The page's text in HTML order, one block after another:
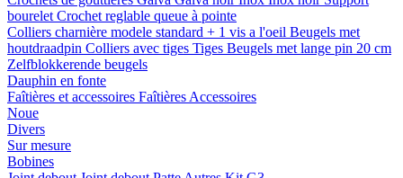
bourelet Crochet reglable queue à pointe
Colliers charnière modele standard + 1 vis a l'oeil Beugels met
houtdraadpin Colliers avec tiges Tiges Beugels met lange pin 20 cm
Zelfblokkerende beugels
Dauphin en fonte
Faîtières et accessoires Faîtières Accessoires
Noue
Divers
Sur mesure
Bobines